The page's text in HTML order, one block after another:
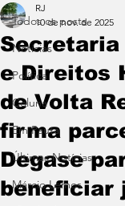
Todos os posts
Notícias
Política
Coluna
Em Pauta
Últimas Notícias
Márcio Lemos
Secretaria
e Direitos
de Volta
firma
Degase
beneficiar
RJ
10 de nov. de 2025